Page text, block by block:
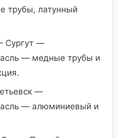
трубы, латунный
Сургут —
— медные трубы и
—
— алюминиевый и